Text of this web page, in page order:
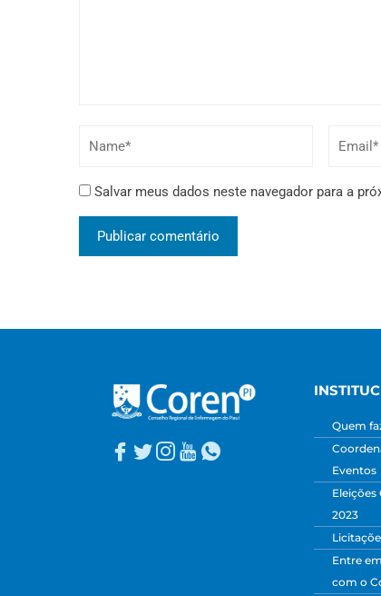
Salvar meus dados neste navegador para a
Quem
Eventos
Eleições
2023
Entre
com o